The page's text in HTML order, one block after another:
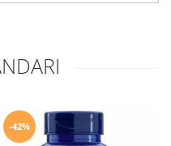
-42%